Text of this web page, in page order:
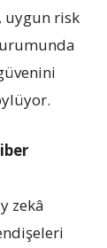
uygun risk
zekâ